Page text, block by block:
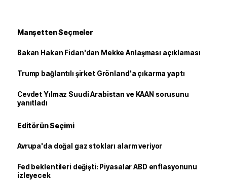
Manşetten Seçmeler
Bakan Hakan Fidan'dan Mekke Anlaşması açıklaması
Trump bağlantılı şirket Grönland'a çıkarma yaptı
Cevdet Yılmaz Suudi Arabistan ve KAAN sorusunu
yanıtladı
Editörün Seçimi
Avrupa'da doğal gaz stokları alarm veriyor
Fed beklentileri değişti: Piyasalar ABD enflasyonunu
izleyecek